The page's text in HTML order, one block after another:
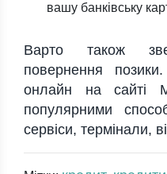
вашу банківську
Варто також
повернення
онлайн на сайті
популярними
сервіси, термінали,